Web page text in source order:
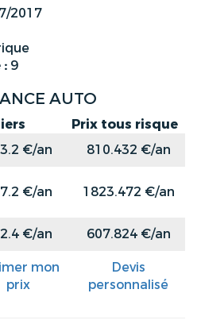
2017
: 9
AUTO
Prix tous risque
€/an
810.432 €/an
€/an 1823.472 €/an
€/an 607.824 €/an
mon
prix
Devis
personnalisé